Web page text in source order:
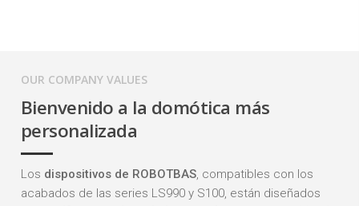
OUR COMPANY VALUES
Bienvenido a la domótica más
personalizada
Los dispositivos de ROBOTBAS, compatibles con los
acabados de las series LS990 y S100, están diseñados